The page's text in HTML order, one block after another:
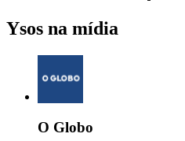
Ysos na mídia
O Globo